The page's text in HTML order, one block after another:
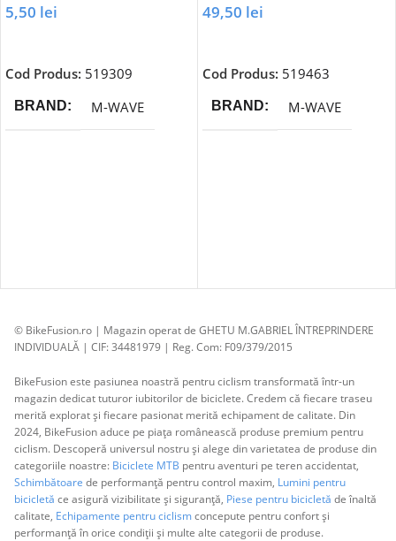
5,50 lei
Cod Produs: 519309
BRAND M-WAVE
49,50 lei
Cod Produs: 519463
BRAND M-WAVE
© BikeFusion.ro | Magazin operat de GHETU M.GABRIEL ÎNTREPRINDERE
INDIVIDUALĂ | CIF: 34481979 | Reg. Com: F09/379/2015
BikeFusion este pasiunea noastră pentru ciclism transformată într-un
magazin dedicat tuturor iubitorilor de biciclete. Credem că fiecare traseu
merită explorat și fiecare pasionat merită echipament de calitate. Din
2024, BikeFusion aduce pe piața românească produse premium pentru
ciclism. Descoperă universul nostru și alege din varietatea de produse din
categoriile noastre: Biciclete MTB pentru aventuri pe teren accidentat,
Schimbătoare de performanță pentru control maxim, Lumini pentru
bicicletă ce asigură vizibilitate și siguranță, Piese pentru bicicletă de înaltă
calitate, Echipamente pentru ciclismconcepute pentru confort și
performanță în orice condiții și multe alte categorii de produse.